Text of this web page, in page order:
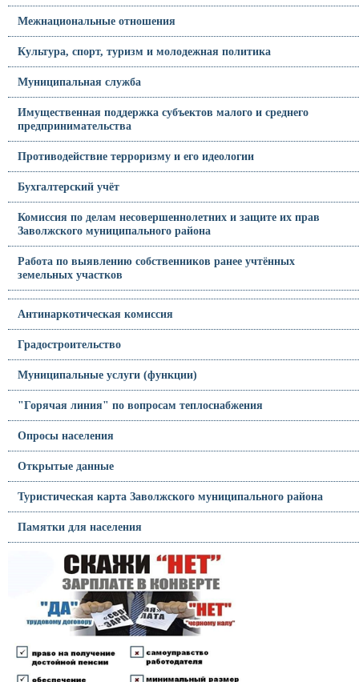
Межнациональные отношения
Культура, спорт, туризм и молодежная политика
Муниципальная служба
Имущественная поддержка субъектов малого и среднего
предпринимательства
Противодействие терроризму и его идеологии
Бухгалтерский учёт
Комиссия по делам несовершеннолетних и защите их прав
Заволжского муниципального района
Работа по выявлению собственников ранее учтённых
земельных участков
Антинаркотическая комиссия
Градостроительство
Муниципальные услуги (функции)
"Горячая линия" по вопросам теплоснабжения
Опросы населения
Открытые данные
Туристическая карта Заволжского муниципального района
Памятки для населения